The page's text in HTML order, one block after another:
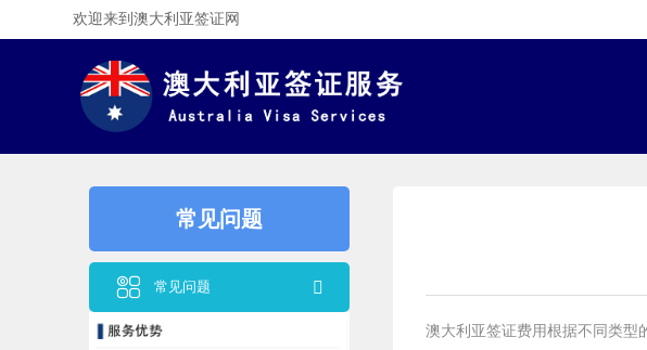
欢迎来到澳大利亚签证网
常见问题
常见问题
澳大利亚签证费用根据不同类型